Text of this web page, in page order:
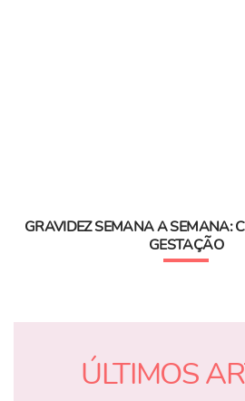
GRAVIDEZ SEMANA A SEMANA:
GESTAÇÃO
ÚLTIMOS